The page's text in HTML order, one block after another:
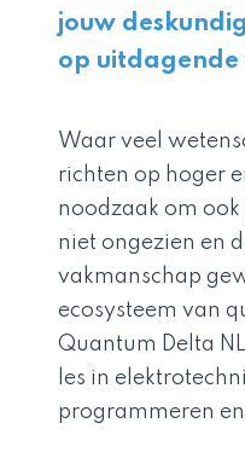
jouw
op uitdagende
Waar veel
richten op hoger
noodzaak om
niet ongezien en
vakmanschap
ecosysteem van
Quantum Delta
les in
programmeren